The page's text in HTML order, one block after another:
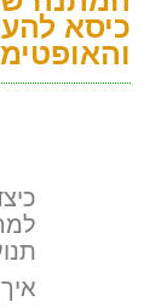
כיסא